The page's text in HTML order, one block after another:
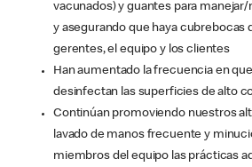
vacunados) y guantes para
y asegurando que haya cubrebocas
gerentes, el equipo y los clientes
Han aumentado la frecuencia en
desinfectan las superficies de alto
Continúan promoviendo nuestros
lavado de manos frecuente y
miembros del equipo las prácticas